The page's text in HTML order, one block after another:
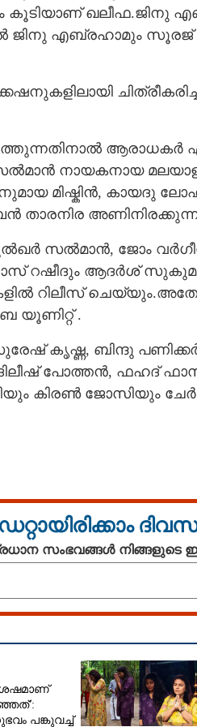
കൂടിയാണ്
ജിനു എബ്രഹാമും സൂരജ്
ആരാധകർ
നായകനായ മലയാള
മിഷ്കിൻ, കായദു
താരനിര
സൽമാൻ, ജോം
റഷീദും ആദർശ്
റിലീസ്
യൂണിറ്റ്.
കൃഷ്ണ,​ ബിന്ദു
പോത്തൻ, ഫഹദ്
കിരൺ ജോസിയും
സംഭവങ്ങൾ
പങ്കുവച്ച്
വരുന്നത്,​ സ്റ്റൈലിഷ് സിനിമാ ഓണം